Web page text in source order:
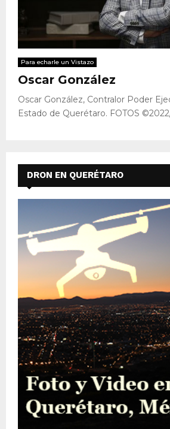
Para echarle un Vistazo
Oscar González
Oscar González, Contralor Poder
Estado de Querétaro. FOTOS
DRON EN QUERÉTARO